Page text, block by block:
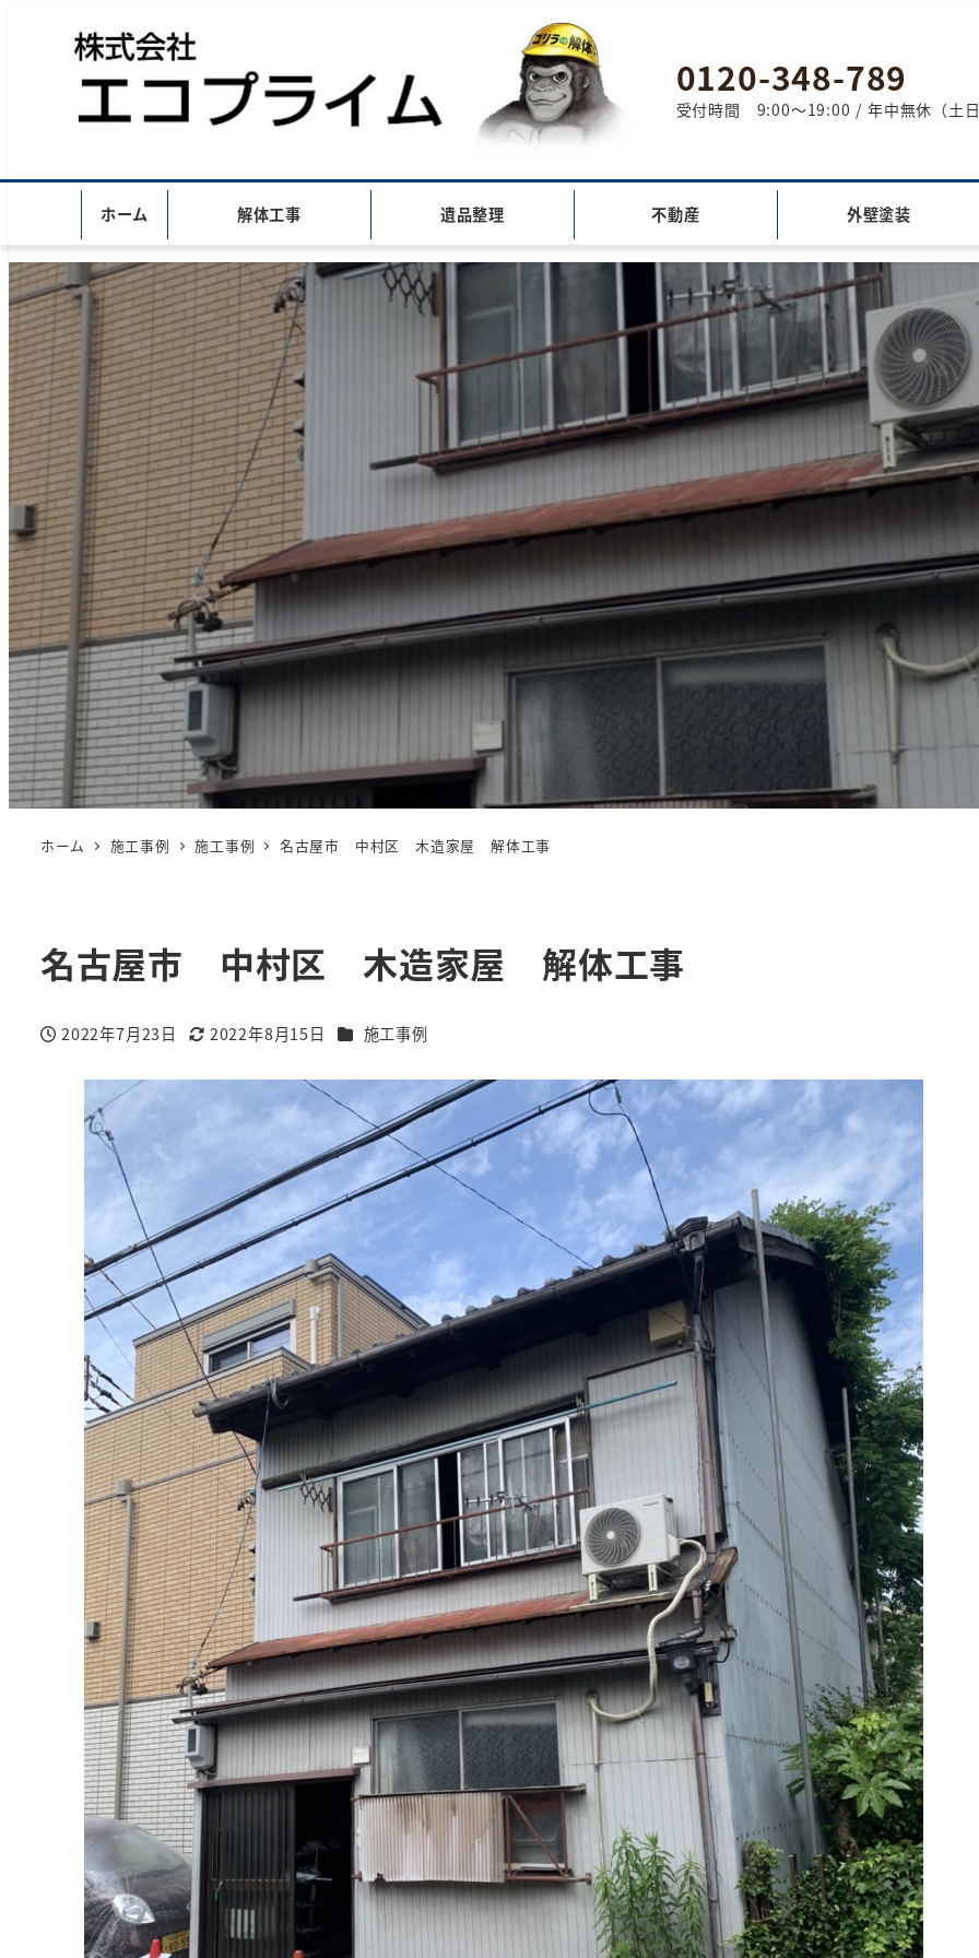
0120-348-789
受付時間 9:00～19:00 / 年中無休（土
ホーム 解体工事 遺品整理 不動産 外壁塗装
ホーム 施工事例 施工事例 名古屋市 中村区 木造家屋 解体工事
名古屋市 中村区 木造家屋 解体工事
投稿日
2022年7月23日
更新日
2022年8月15日 カテゴリー
施工事例